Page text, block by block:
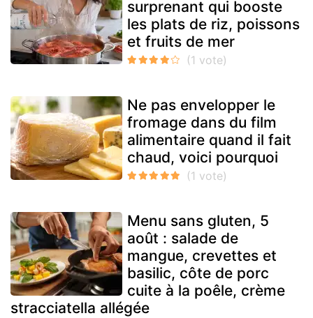
surprenant qui booste
les plats de riz, poissons
et fruits de mer
Ne pas envelopper le
fromage dans du film
alimentaire quand il fait
chaud, voici pourquoi
Menu sans gluten, 5
août : salade de
mangue, crevettes et
basilic, côte de porc
cuite à la poêle, crème
stracciatella allégée